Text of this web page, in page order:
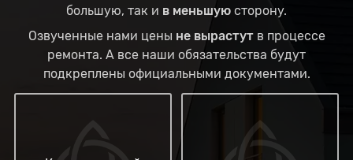
большую, так и в меньшую сторону.
Озвученные нами цены не вырастутв процессе
ремонта. А все наши обязательства будут
подкреплены официальными документами.